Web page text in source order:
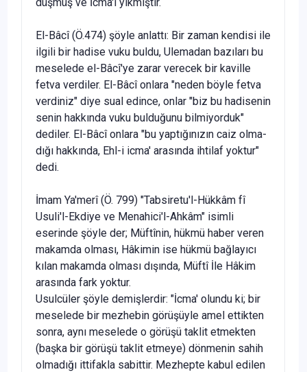
El-Bâcî (Ö.474) şöyle anlattı: Bir zaman kendisi ile
ilgili bir hadise vuku buldu, Ulemadan bazıları bu
meselede el-Bâcî'ye zarar verecek bir kaville
fetva verdiler. El-Bâcî onlara "neden böyle fetva
verdiniz" diye sual edince, onlar "biz bu hadisenin
senin hakkında vuku buldu­ğunu bilmiyorduk"
dediler. El-Bâcî onlara "bu yaptığınızın caiz olma­
dığı hakkında, Ehl-i icma' arasında ihtilaf yoktur"
dedi.
İmam Ya'merî (Ö. 799) "Tabsiretu'l-Hükkâm fî
Usuli'l-Ekdiye ve Menahici'l-Ahkâm" isimli
eserinde şöyle der; Müftînin, hükmü haber veren
makamda olması, Hâkimin ise hükmü bağlayıcı
kılan makamda olması dışında, Müftî İle Hâkim
arasında fark yoktur.
Usulcüler şöyle demişlerdir: "İcma' olundu ki; bir
meselede bir mezhebin görüşüyle amel ettikten
sonra, aynı meselede o görüşü taklit etmekten
(başka bir görüşü taklit etmeye) dönmenin sahih
olmadığı ittifakla sabittir. Mezhepte kabul edilen